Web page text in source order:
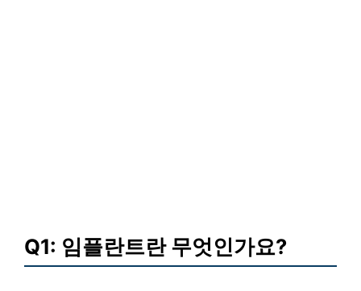
Q1: 임플란트란 무엇인가요?